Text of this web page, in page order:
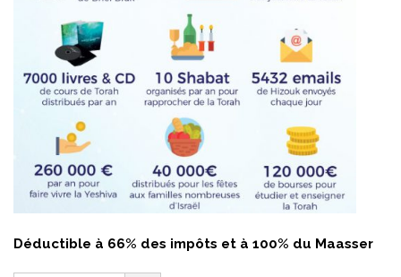
Déductible à 66% des impôts et à 100% du Maasser